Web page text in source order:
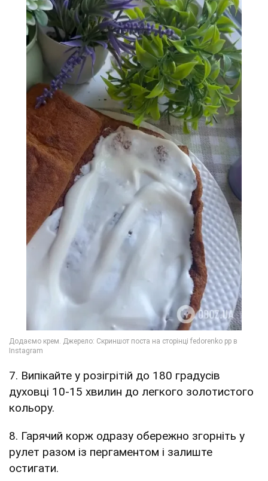
7. Випікайте у розігрітій до 180 градусів
духовці 10-15 хвилин до легкого золотистого
кольору.
8. Гарячий корж одразу обережно згорніть у
рулет разом із пергаментом і залиште
остигати.